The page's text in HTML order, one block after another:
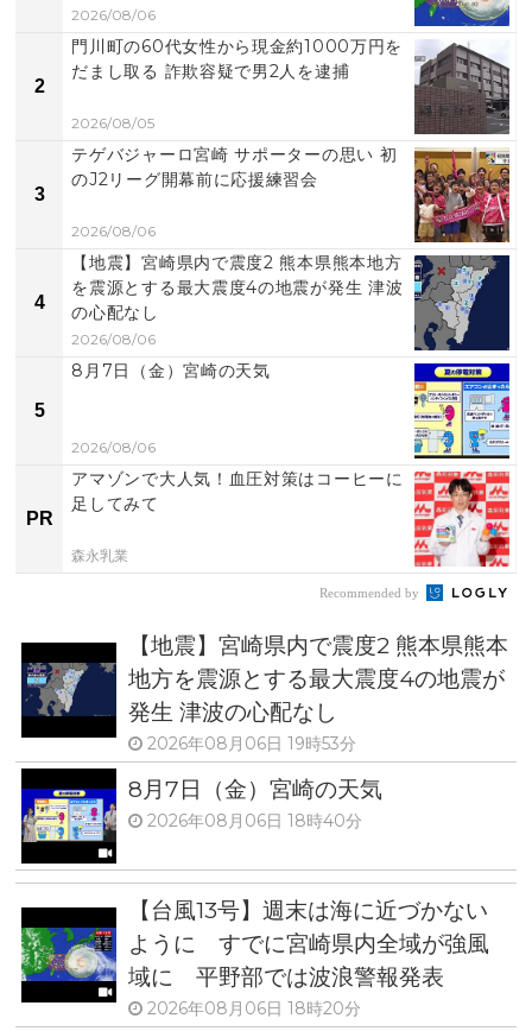
2026/08/06
2
門川町の60代女性から現金約1000万円を
だまし取る 詐欺容疑で男2人を逮捕
2026/08/05
3
テゲバジャーロ宮崎 サポーターの思い 初
のJ2リーグ開幕前に応援練習会
2026/08/06
4
【地震】宮崎県内で震度2 熊本県熊本地方
を震源とする最大震度4の地震が発生 津波
の心配なし
2026/08/06
5
8月7日（金）宮崎の天気
2026/08/06
PR
アマゾンで大人気！血圧対策はコーヒーに
足してみて
森永乳業
Recommended by
【地震】宮崎県内で震度2 熊本県熊本
地方を震源とする最大震度4の地震が
発生 津波の心配なし
2026年08月06日 19時53分
8月7日（金）宮崎の天気
2026年08月06日 18時40分
【台風13号】週末は海に近づかない
ように すでに宮崎県内全域が強風
域に 平野部では波浪警報発表
2026年08月06日 18時20分